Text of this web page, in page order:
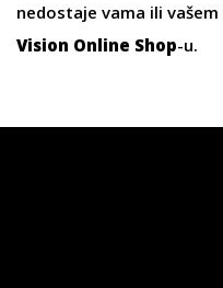
nedostaje vama ili
Vision Online Shop-u.